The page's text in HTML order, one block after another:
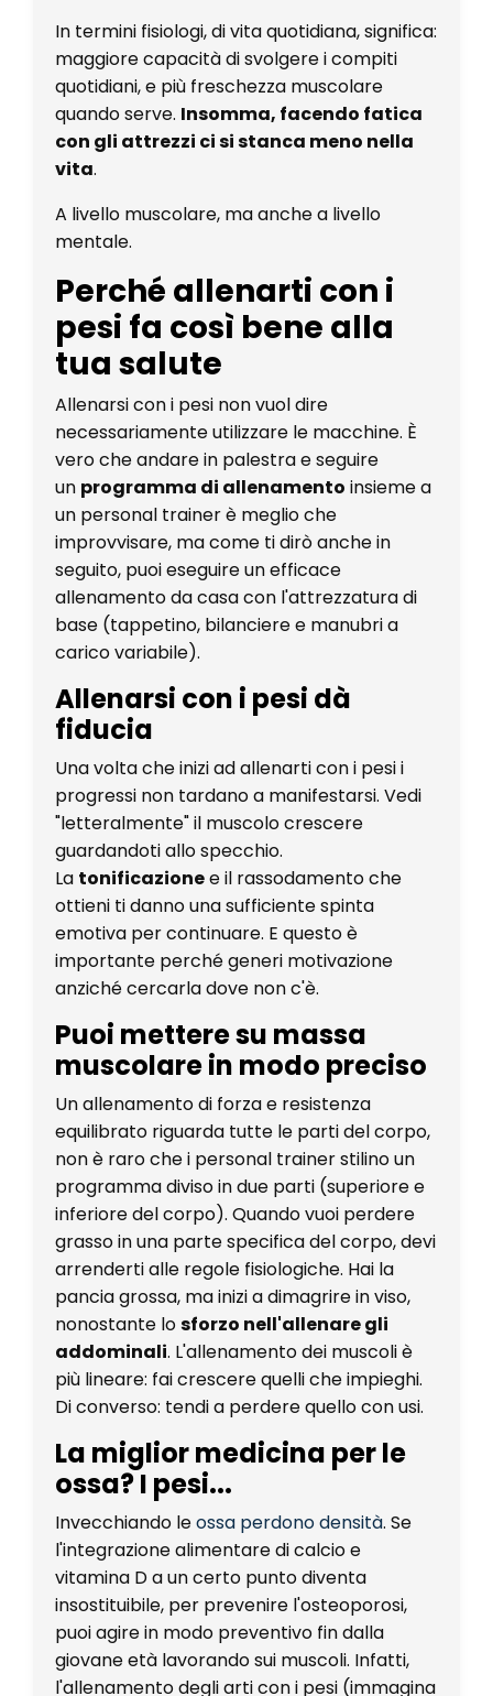
In termini fisiologi, di vita quotidiana, significa:
maggiore capacità di svolgere i compiti
quotidiani, e più freschezza muscolare
quando serve. Insomma, facendo fatica
con gli attrezzi ci si stanca meno nella
vita.
A livello muscolare, ma anche a livello
mentale.
Perché allenarti con i
pesi fa così bene alla
tua salute
Allenarsi con i pesi non vuol dire
necessariamente utilizzare le macchine. È
vero che andare in palestra e seguire
un programma di allenamento insieme a
un personal trainer è meglio che
improvvisare, ma come ti dirò anche in
seguito, puoi eseguire un efficace
allenamento da casa con l'attrezzatura di
base (tappetino, bilanciere e manubri a
carico variabile).
Allenarsi con i pesi dà
fiducia
Una volta che inizi ad allenarti con i pesi i
progressi non tardano a manifestarsi. Vedi
"letteralmente" il muscolo crescere
guardandoti allo specchio.
La tonificazionee il rassodamento che
ottieni ti danno una sufficiente spinta
emotiva per continuare. E questo è
importante perché generi motivazione
anziché cercarla dove non c'è.
Puoi mettere su massa
muscolare in modo preciso
Un allenamento di forza e resistenza
equilibrato riguarda tutte le parti del corpo,
non è raro che i personal trainer stilino un
programma diviso in due parti (superiore e
inferiore del corpo). Quando vuoi perdere
grasso in una parte specifica del corpo, devi
arrenderti alle regole fisiologiche. Hai la
pancia grossa, ma inizi a dimagrire in viso,
nonostante losforzo nell'allenare gli
addominali. L'allenamento dei muscoli è
più lineare: fai crescere quelli che impieghi.
Di converso: tendi a perdere quello con usi.
La miglior medicina per le
ossa? I pesi...
Invecchiando leossa perdono densità. Se
l'integrazione alimentare di calcio e
vitamina D a un certo punto diventa
insostituibile, per prevenire l'osteoporosi,
puoi agire in modo preventivo fin dalla
giovane età lavorando sui muscoli. Infatti,
l'allenamento degli arti con i pesi (immagina